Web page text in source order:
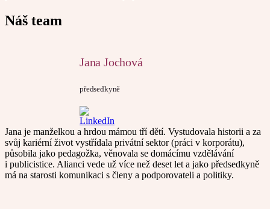
Náš team
Jana Jochová
předsedkyně
Jana je manželkou a hrdou mámou tří dětí. Vystudovala historii a za
svůj kariérní život vystřídala privátní sektor (práci v korporátu),
působila jako pedagožka, věnovala se domácímu vzdělávání
i publicistice. Alianci vede už více než deset let a jako předsedkyně
má na starosti komunikaci s členy a podporovateli a politiky.